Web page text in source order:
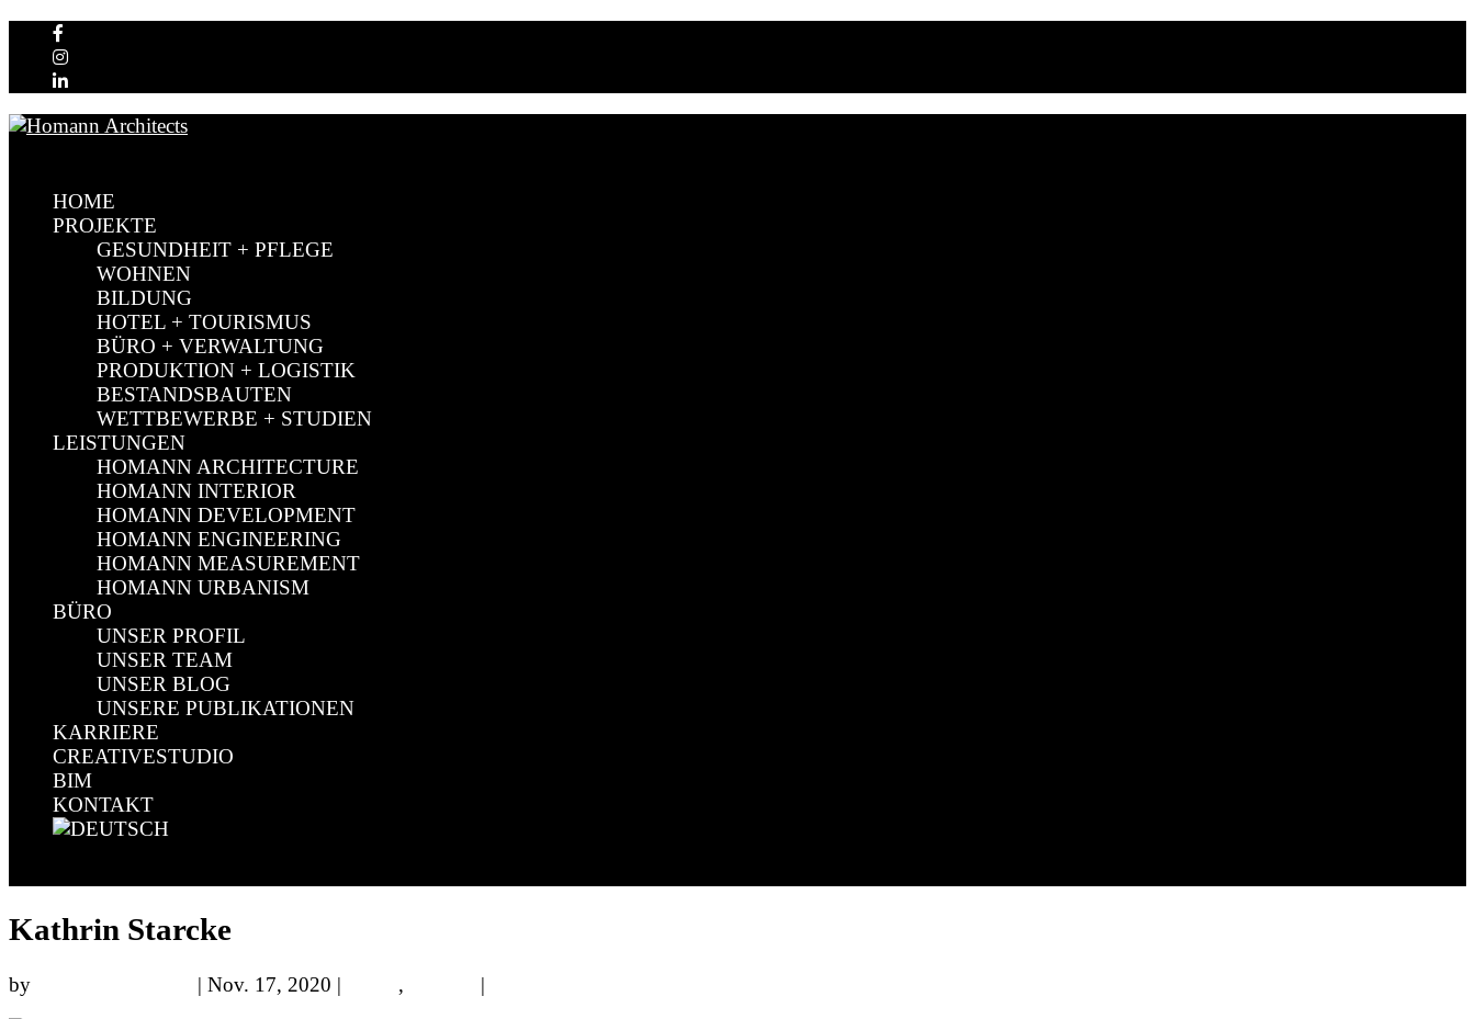
HOME
PROJEKTE
GESUNDHEIT + PFLEGE
WOHNEN
BILDUNG
HOTEL + TOURISMUS
BÜRO + VERWALTUNG
PRODUKTION + LOGISTIK
BESTANDSBAUTEN
WETTBEWERBE + STUDIEN
LEISTUNGEN
HOMANN ARCHITECTURE
HOMANN INTERIOR
HOMANN DEVELOPMENT
HOMANN ENGINEERING
HOMANN MEASUREMENT
HOMANN URBANISM
BÜRO
UNSER PROFIL
UNSER TEAM
UNSER BLOG
UNSERE PUBLIKATIONEN
KARRIERE
CREATIVESTUDIO
BIM
KONTAKT
Kathrin Starcke
by | Nov. 17, 2020 | , |